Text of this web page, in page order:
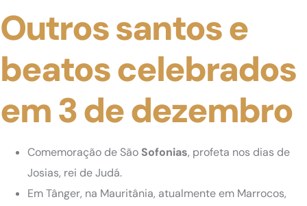
Outros santos e
beatos celebrados
em 3 de dezembro
Comemoração de São Sofonias, profeta nos dias de
Josias, rei de Judá.
Em Tânger, na Mauritânia, atualmente em Marrocos,